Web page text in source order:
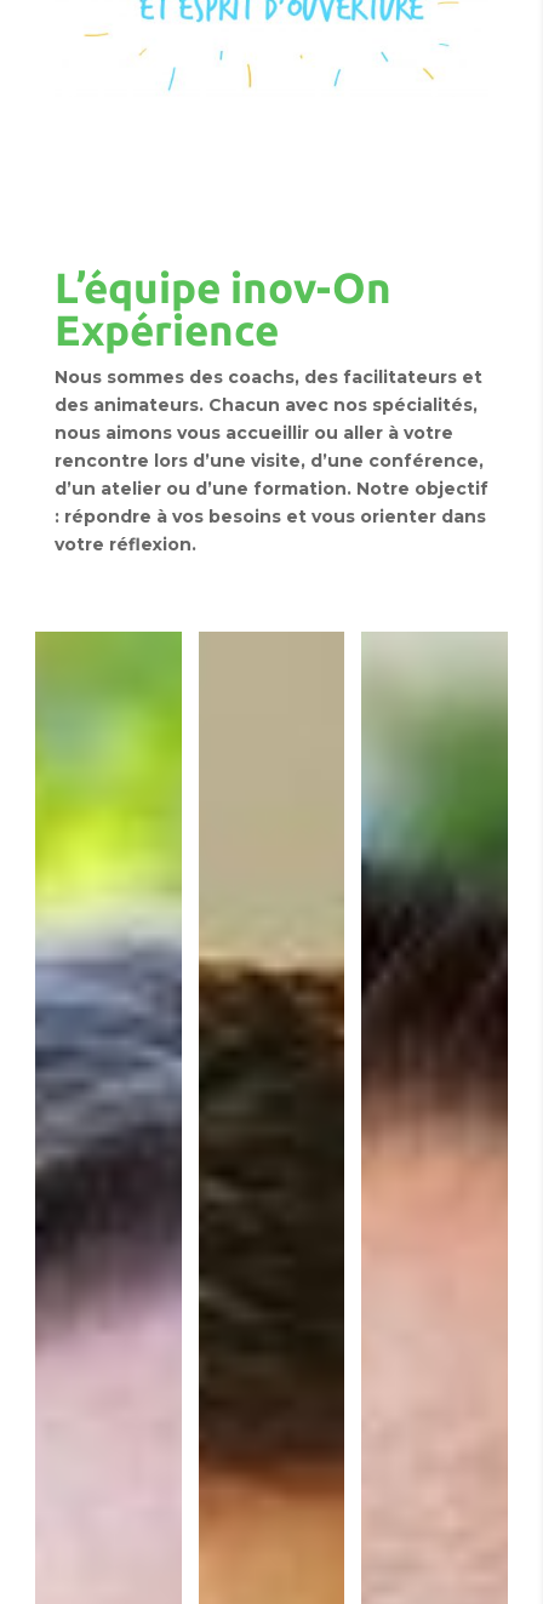
L’équipe inov-On
Expérience
Nous sommes des coachs, des facilitateurs et
des animateurs. Chacun avec nos spécialités,
nous aimons vous accueillir ou aller à votre
rencontre lors d’une visite, d’une conférence,
d’un atelier ou d’une formation. Notre objectif
: répondre à vos besoins et vous orienter dans
votre réflexion.